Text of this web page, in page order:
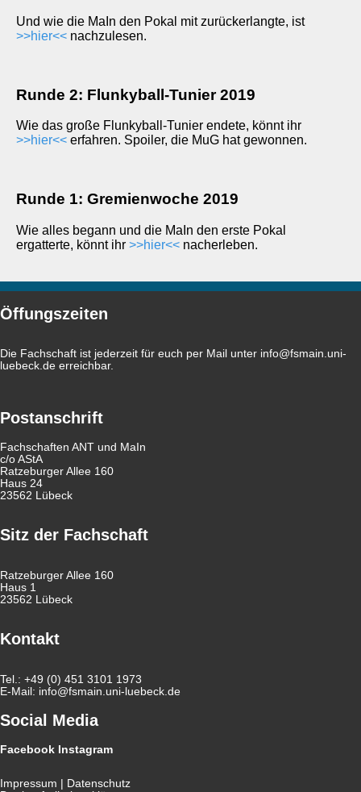
Und wie die MaIn den Pokal mit zurückerlangte, ist
>>hier<< nachzulesen.
Runde 2: Flunkyball-Tunier 2019
Wie das große Flunkyball-Tunier endete, könnt ihr
>>hier<< erfahren. Spoiler, die MuG hat gewonnen.
Runde 1: Gremienwoche 2019
Wie alles begann und die MaIn den erste Pokal
ergatterte, könnt ihr >>hier<< nacherleben.
Öffungszeiten
Die Fachschaft ist jederzeit für euch per Mail unter info@fsmain.uni-
luebeck.de erreichbar.
Postanschrift
Fachschaften ANT und MaIn
c/o AStA
Ratzeburger Allee 160
Haus 24
23562 Lübeck
Sitz der Fachschaft
Ratzeburger Allee 160
Haus 1
23562 Lübeck
Kontakt
Tel.: +49 (0) 451 3101 1973
E-Mail: info@fsmain.uni-luebeck.de
Social Media
Facebook Instagram
Impressum | Datenschutz